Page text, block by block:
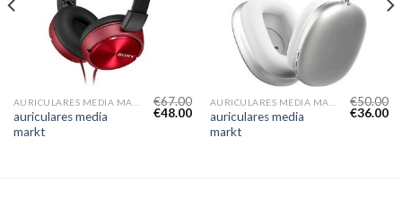
auriculares media
markt
€67.00
€48.00
auriculares media
markt
€50.00
€36.00